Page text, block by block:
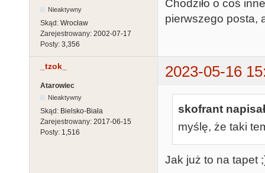
Nieaktywny
Skąd: Wrocław
Zarejestrowany: 2002-07-17
Posty: 3,356
Chodziło o coś
pierwszego posta,
_tzok_ 2023-05-16
Atarowiec
Nieaktywny
Skąd: Bielsko-Biała
Zarejestrowany: 2017-06-15
Posty: 1,516
skofrant
myślę, że taki
Jak już to na tapet